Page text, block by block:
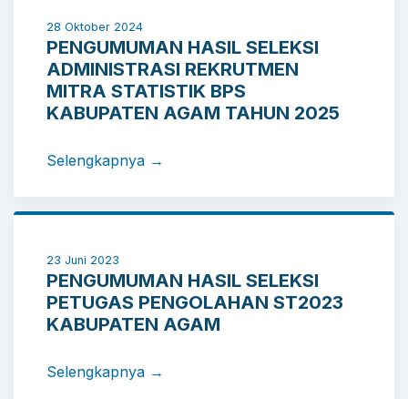
28 Oktober 2024
PENGUMUMAN HASIL SELEKSI
ADMINISTRASI REKRUTMEN
MITRA STATISTIK BPS
KABUPATEN AGAM TAHUN 2025
Selengkapnya →
23 Juni 2023
PENGUMUMAN HASIL SELEKSI
PETUGAS PENGOLAHAN ST2023
KABUPATEN AGAM
Selengkapnya →